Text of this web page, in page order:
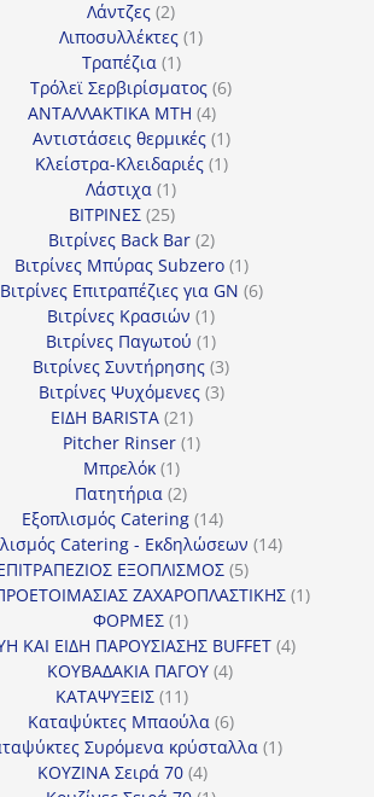
προϊόν
Λάντζες 22
προϊόντα
Λιποσυλλέκτες 11
Τραπέζια 11
προϊόν
Τρόλεϊ Σερβιρίσματος 66
ΑΝΤΑΛΛΑΚΤΙΚΑ MTH 44
προϊόντα
Αντιστάσεις θερμικές 11
προϊόν
Κλείστρα-Κλειδαριές 11
Λάστιχα 11
προϊόν
ΒΙΤΡΙΝΕΣ 2525
προϊόντα
Βιτρίνες Back Bar 22
προϊόντα
Βιτρίνες Mπύρας Subzero 11
προϊόν
Βιτρίνες Επιτραπέζιες για GN 66
Βιτρίνες Κρασιών 11
προϊόν
Βιτρίνες Παγωτού 11
προϊόν
Βιτρίνες Συντήρησης 33
προϊόντα
Βιτρίνες Ψυχόμενες 33
ΕΙΔΗ BARISTA 2121
προϊόντα
Pitcher Rinser 11
Μπρελόκ 11
προϊόν
Πατητήρια 22
προϊόντα
Εξοπλισμός Catering 1414
προϊόντα
Catering - Εκδηλώσεων 1414
ΕΞΟΠΛΙΣΜΟΣ 55
προϊόντα
ΖΑΧΑΡΟΠΛΑΣΤΙΚΗΣ 11
ΦΟΡΜΕΣ 11
προϊόν
ΚΑΙ ΕΙΔΗ ΠΑΡΟΥΣΙΑΣΗΣ BUFFET 44
ΚΟΥΒΑΔΑΚΙΑ ΠΑΓΟΥ 44
ΚΑΤΑΨΥΞΕΙΣ 1111
προϊόντα
Καταψύκτες Μπαούλα 66
προϊόντα
Συρόμενα κρύσταλλα 11
ΚΟΥΖΙΝΑ Σειρά 70 44